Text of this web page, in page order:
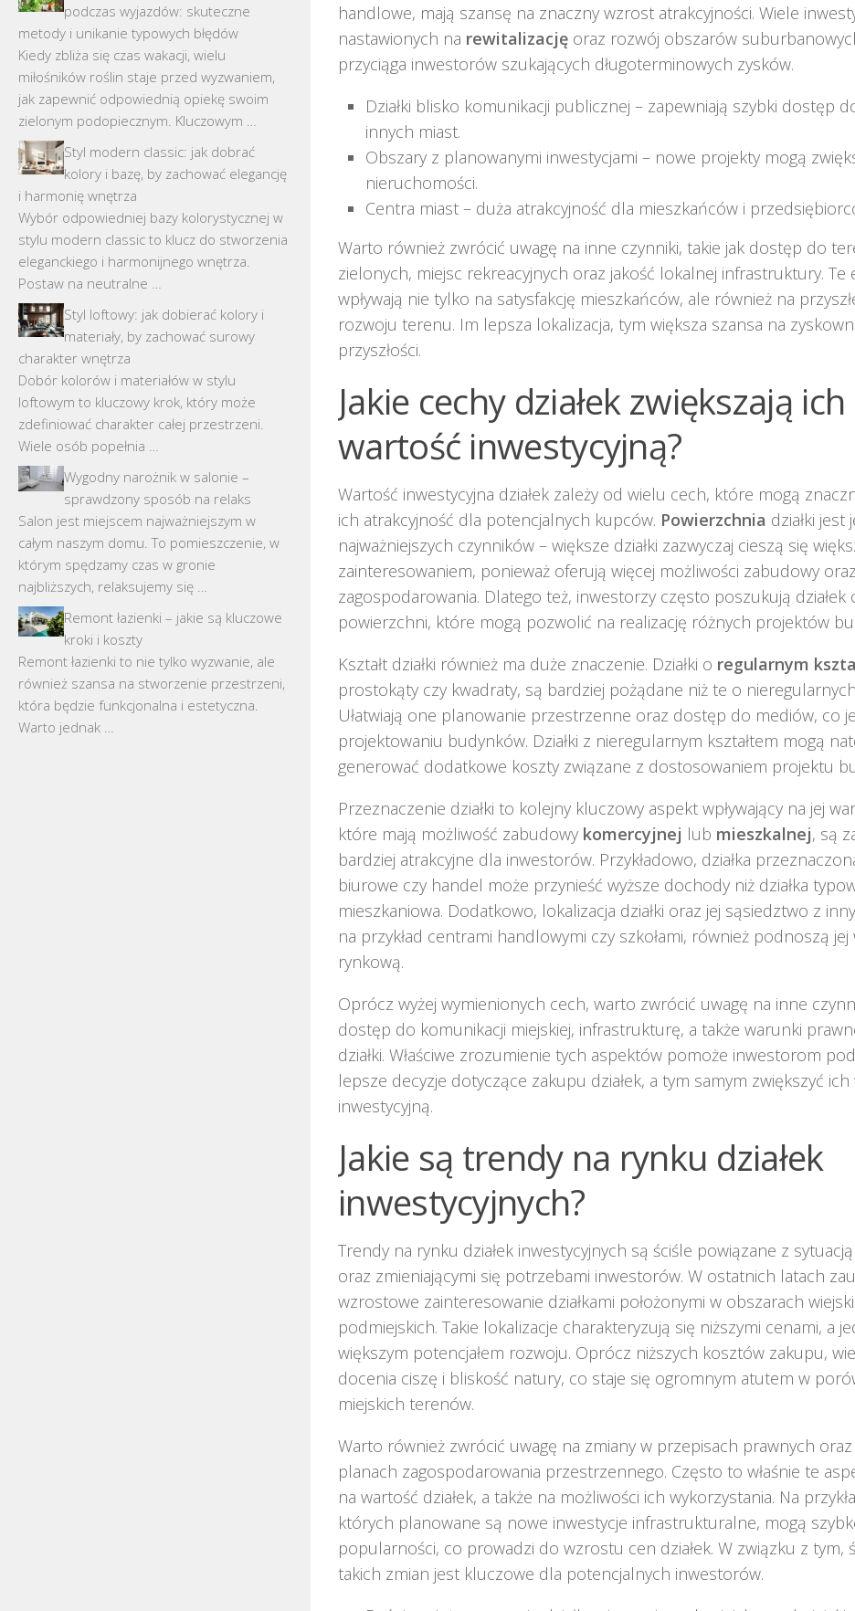
handlowe, mają szansę na znaczny wzrost atrakcyjności. Wiele
nastawionych na rewitalizację oraz rozwój obszarów
przyciąga inwestorów szukających długoterminowych zysków.
Działki blisko komunikacji publicznej – zapewniają szybki dostęp
innych miast.
Obszary z planowanymi inwestycjami – nowe projekty mogą
nieruchomości.
Centra miast – duża atrakcyjność dla mieszkańców i
Warto również zwrócić uwagę na inne czynniki, takie jak dostęp do
zielonych, miejsc rekreacyjnych oraz jakość lokalnej infrastruktury. Te
wpływają nie tylko na satysfakcję mieszkańców, ale również na
rozwoju terenu. Im lepsza lokalizacja, tym większa szansa na
przyszłości.
Jakie cechy działek zwiększają ich
wartość inwestycyjną?
Wartość inwestycyjna działek zależy od wielu cech, które mogą
ich atrakcyjność dla potencjalnych kupców. Powierzchnia działki jest
najważniejszych czynników – większe działki zazwyczaj cieszą się
zainteresowaniem, ponieważ oferują więcej możliwości zabudowy oraz
zagospodarowania. Dlatego też, inwestorzy często poszukują działek
powierzchni, które mogą pozwolić na realizację różnych projektów
Kształt działki również ma duże znaczenie. Działki o regularnym
prostokąty czy kwadraty, są bardziej pożądane niż te o
Ułatwiają one planowanie przestrzenne oraz dostęp do mediów, co
projektowaniu budynków. Działki z nieregularnym kształtem mogą
generować dodatkowe koszty związane z dostosowaniem projektu
Przeznaczenie działki to kolejny kluczowy aspekt wpływający na jej
które mają możliwość zabudowy komercyjnej lub mieszkalnej, są
bardziej atrakcyjne dla inwestorów. Przykładowo, działka
biurowe czy handel może przynieść wyższe dochody niż działka
mieszkaniowa. Dodatkowo, lokalizacja działki oraz jej sąsiedztwo z
na przykład centrami handlowymi czy szkołami, również podnoszą jej
rynkową.
Oprócz wyżej wymienionych cech, warto zwrócić uwagę na inne
dostęp do komunikacji miejskiej, infrastrukturę, a także warunki
działki. Właściwe zrozumienie tych aspektów pomoże inwestorom
lepsze decyzje dotyczące zakupu działek, a tym samym zwiększyć
inwestycyjną.
Jakie są trendy na rynku działek
inwestycyjnych?
Trendy na rynku działek inwestycyjnych są ściśle powiązane z
oraz zmieniającymi się potrzebami inwestorów. W ostatnich latach
wzrostowe zainteresowanie działkami położonymi w obszarach
podmiejskich. Takie lokalizacje charakteryzują się niższymi cenami, a
większym potencjałem rozwoju. Oprócz niższych kosztów zakupu,
docenia ciszę i bliskość natury, co staje się ogromnym atutem w
miejskich terenów.
Warto również zwrócić uwagę na zmiany w przepisach prawnych
planach zagospodarowania przestrzennego. Często to właśnie te
na wartość działek, a także na możliwości ich wykorzystania. Na
których planowane są nowe inwestycje infrastrukturalne, mogą
popularności, co prowadzi do wzrostu cen działek. W związku z tym,
takich zmian jest kluczowe dla potencjalnych inwestorów.
podczas wyjazdów: skuteczne
metody i unikanie typowych błędów
Kiedy zbliża się czas wakacji, wielu
miłośników roślin staje przed wyzwaniem,
jak zapewnić odpowiednią opiekę swoim
zielonym podopiecznym. Kluczowym …
Styl modern classic: jak dobrać
kolory i bazę, by zachować elegancję
i harmonię wnętrza
Wybór odpowiedniej bazy kolorystycznej w
stylu modern classic to klucz do stworzenia
eleganckiego i harmonijnego wnętrza.
Postaw na neutralne …
Styl loftowy: jak dobierać kolory i
materiały, by zachować surowy
charakter wnętrza
Dobór kolorów i materiałów w stylu
loftowym to kluczowy krok, który może
zdefiniować charakter całej przestrzeni.
Wiele osób popełnia …
Wygodny narożnik w salonie –
sprawdzony sposób na relaks
Salon jest miejscem najważniejszym w
całym naszym domu. To pomieszczenie, w
którym spędzamy czas w gronie
najbliższych, relaksujemy się …
Remont łazienki – jakie są kluczowe
kroki i koszty
Remont łazienki to nie tylko wyzwanie, ale
również szansa na stworzenie przestrzeni,
która będzie funkcjonalna i estetyczna.
Warto jednak …